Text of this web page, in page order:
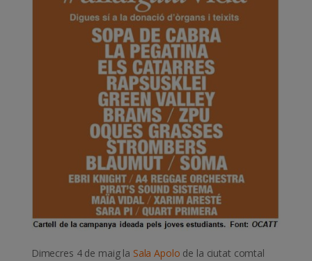
Dimecres 4 de maig la Sala Apolo de la ciutat comtal